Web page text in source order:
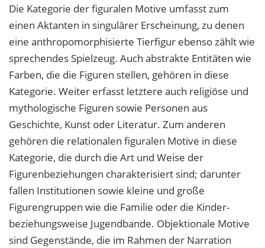
Die Kategorie der figuralen Motive umfasst zum
einen Aktanten in singulärer Erscheinung, zu denen
eine anthropomorphisierte Tierfigur ebenso zählt wie
sprechendes Spielzeug. Auch abstrakte Entitäten wie
Farben, die die Figuren stellen, gehören in diese
Kategorie. Weiter erfasst letztere auch religiöse und
mythologische Figuren sowie Personen aus
Geschichte, Kunst oder Literatur. Zum anderen
gehören die relationalen figuralen Motive in diese
Kategorie, die durch die Art und Weise der
Figurenbeziehungen charakterisiert sind; darunter
fallen Institutionen sowie kleine und große
Figurengruppen wie die Familie oder die Kinder-
beziehungsweise Jugendbande. Objektionale Motive
sind Gegenstände, die im Rahmen der Narration